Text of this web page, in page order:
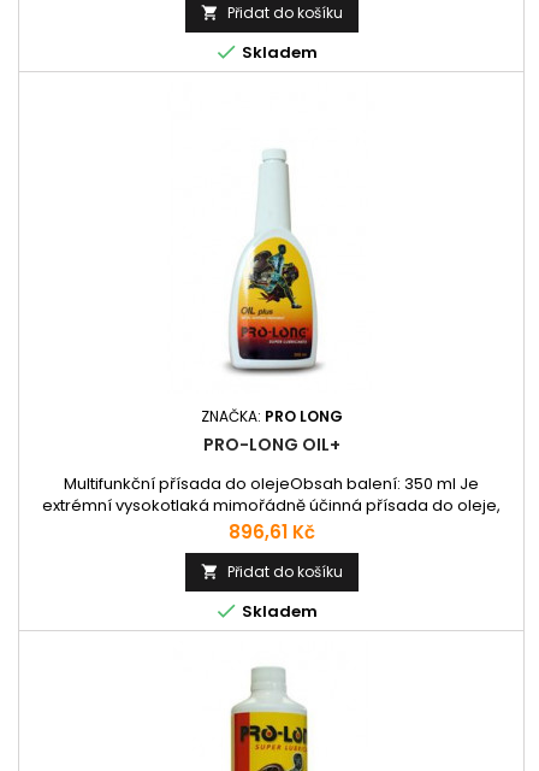
 Přidat do košíku
 Skladem
ZNAČKA: PRO LONG
PRO-LONG OIL+
Multifunkční přísada do olejeObsah balení: 350 ml Je
extrémní vysokotlaká mimořádně účinná přísada do oleje,
která působí přímo na třecí plochy mazané olejem. Přísadu
lze použít v kombinaci se všemi druhy minerálních i
syntetických olejů, snižuje kontaminaci olejové náplně a
prodlužuje její životnost. Nereaguje s mazacím olejem a
jeho aditivy, je plně...
Cena
896,61 Kč
 Přidat do košíku
 Skladem